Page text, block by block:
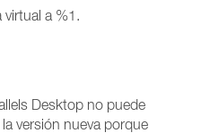
virtual a %1.
Desktop no puede
versión nueva porque